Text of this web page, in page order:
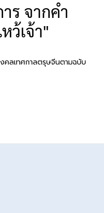
ร จากคำ
ว้เจ้า"
คลเทศกาลตรุษจีนตามฉบับ